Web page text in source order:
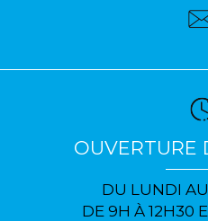
OUVERTURE
DU LUNDI
DE 9H À 12H30